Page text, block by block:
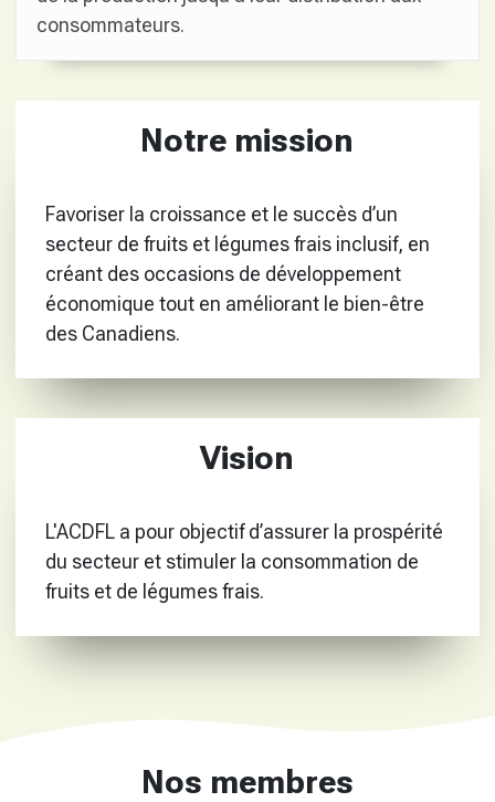
consommateurs.
Notre mission
Favoriser la croissance et le succès d’un
secteur de fruits et légumes frais inclusif, en
créant des occasions de développement
économique tout en améliorant le bien-être
des Canadiens.
Vision
L'ACDFL a pour objectif d’assurer la prospérité
du secteur et stimuler la consommation de
fruits et de légumes frais.
Nos membres